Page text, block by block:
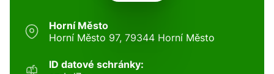
Horní Město
Horní Město 97, 79344 Horní Město
ID datové schránky: